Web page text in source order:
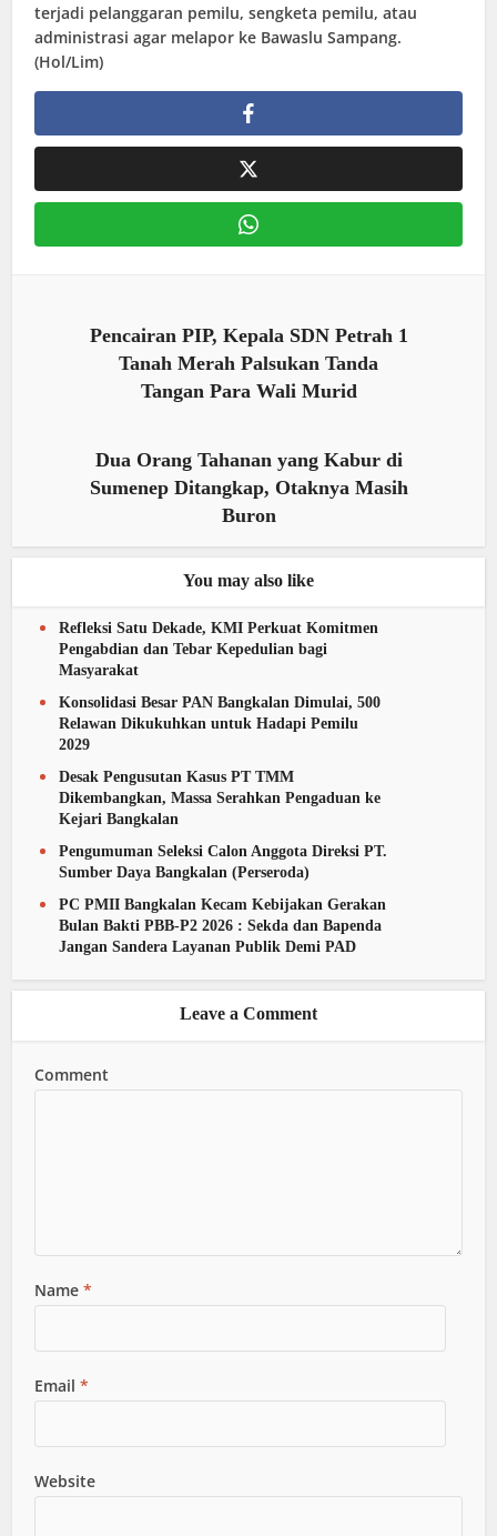
terjadi pelanggaran pemilu, sengketa pemilu, atau
administrasi agar melapor ke Bawaslu Sampang.
(Hol/Lim)
Pencairan PIP, Kepala SDN Petrah 1
Tanah Merah Palsukan Tanda
Tangan Para Wali Murid
Dua Orang Tahanan yang Kabur di
Sumenep Ditangkap, Otaknya Masih
Buron
You may also like
Refleksi Satu Dekade, KMI Perkuat Komitmen
Pengabdian dan Tebar Kepedulian bagi
Masyarakat
Konsolidasi Besar PAN Bangkalan Dimulai, 500
Relawan Dikukuhkan untuk Hadapi Pemilu
2029
Desak Pengusutan Kasus PT TMM
Dikembangkan, Massa Serahkan Pengaduan ke
Kejari Bangkalan
Pengumuman Seleksi Calon Anggota Direksi PT.
Sumber Daya Bangkalan (Perseroda)
PC PMII Bangkalan Kecam Kebijakan Gerakan
Bulan Bakti PBB-P2 2026 : Sekda dan Bapenda
Jangan Sandera Layanan Publik Demi PAD
Leave a Comment
Comment
Name*
Email*
Website